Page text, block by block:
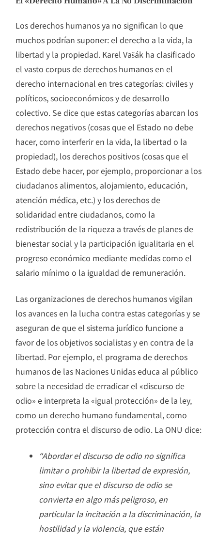
Los derechos humanos ya no significan lo que
muchos podrían suponer: el derecho a la vida, la
libertad y la propiedad. Karel Vašák ha clasificado
el vasto corpus de derechos humanos en el
derecho internacional en tres categorías: civiles y
políticos, socioeconómicos y de desarrollo
colectivo. Se dice que estas categorías abarcan los
derechos negativos (cosas que el Estado no debe
hacer, como interferir en la vida, la libertad o la
propiedad), los derechos positivos (cosas que el
Estado debe hacer, por ejemplo, proporcionar a los
ciudadanos alimentos, alojamiento, educación,
atención médica, etc.) y los derechos de
solidaridad entre ciudadanos, como la
redistribución de la riqueza a través de planes de
bienestar social y la participación igualitaria en el
progreso económico mediante medidas como el
salario mínimo o la igualdad de remuneración.
Las organizaciones de derechos humanos vigilan
los avances en la lucha contra estas categorías y se
aseguran de que el sistema jurídico funcione a
favor de los objetivos socialistas y en contra de la
libertad. Por ejemplo, el programa de derechos
humanos de las Naciones Unidas educa al público
sobre la necesidad de erradicar el «discurso de
odio» e interpreta la «igual protección» de la ley,
como un derecho humano fundamental, como
protección contra el discurso de odio. La ONU dice:
“Abordar el discurso de odio no significa
limitar o prohibir la libertad de expresión,
sino evitar que el discurso de odio se
convierta en algo más peligroso, en
particular la incitación a la discriminación, la
hostilidad y la violencia, que están